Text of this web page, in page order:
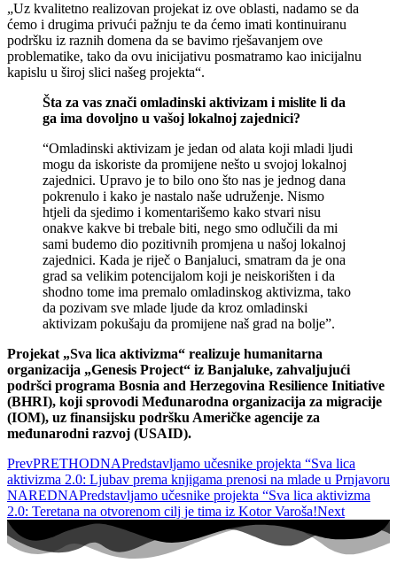
„Uz kvalitetno realizovan projekat iz ove oblasti, nadamo se da
ćemo i drugima privući pažnju te da ćemo imati kontinuiranu
podršku iz raznih domena da se bavimo rješavanjem ove
problematike, tako da ovu inicijativu posmatramo kao inicijalnu
kapislu u široj slici našeg projekta“.
Šta za vas znači omladinski aktivizam i mislite li da
ga ima dovoljno u vašoj lokalnoj zajednici?
“Omladinski aktivizam je jedan od alata koji mladi ljudi
mogu da iskoriste da promijene nešto u svojoj lokalnoj
zajednici. Upravo je to bilo ono što nas je jednog dana
pokrenulo i kako je nastalo naše udruženje. Nismo
htjeli da sjedimo i komentarišemo kako stvari nisu
onakve kakve bi trebale biti, nego smo odlučili da mi
sami budemo dio pozitivnih promjena u našoj lokalnoj
zajednici. Kada je riječ o Banjaluci, smatram da je ona
grad sa velikim potencijalom koji je neiskorišten i da
shodno tome ima premalo omladinskog aktivizma, tako
da pozivam sve mlade ljude da kroz omladinski
aktivizam pokušaju da promijene naš grad na bolje”.
Projekat „Sva lica aktivizma“ realizuje humanitarna
organizacija „Genesis Project“ iz Banjaluke, zahvaljujući
podršci programa Bosnia and Herzegovina Resilience Initiative
(BHRI), koji sprovodi Međunarodna organizacija za migracije
(IOM), uz finansijsku podršku Američke agencije za
međunarodni razvoj (USAID).
PrevPRETHODNAPredstavljamo učesnike projekta “Sva lica
aktivizma 2.0: Ljubav prema knjigama prenosi na mlade u Prnjavoru
NAREDNAPredstavljamo učesnike projekta “Sva lica aktivizma
2.0: Teretana na otvorenom cilj je tima iz Kotor Varoša!Next